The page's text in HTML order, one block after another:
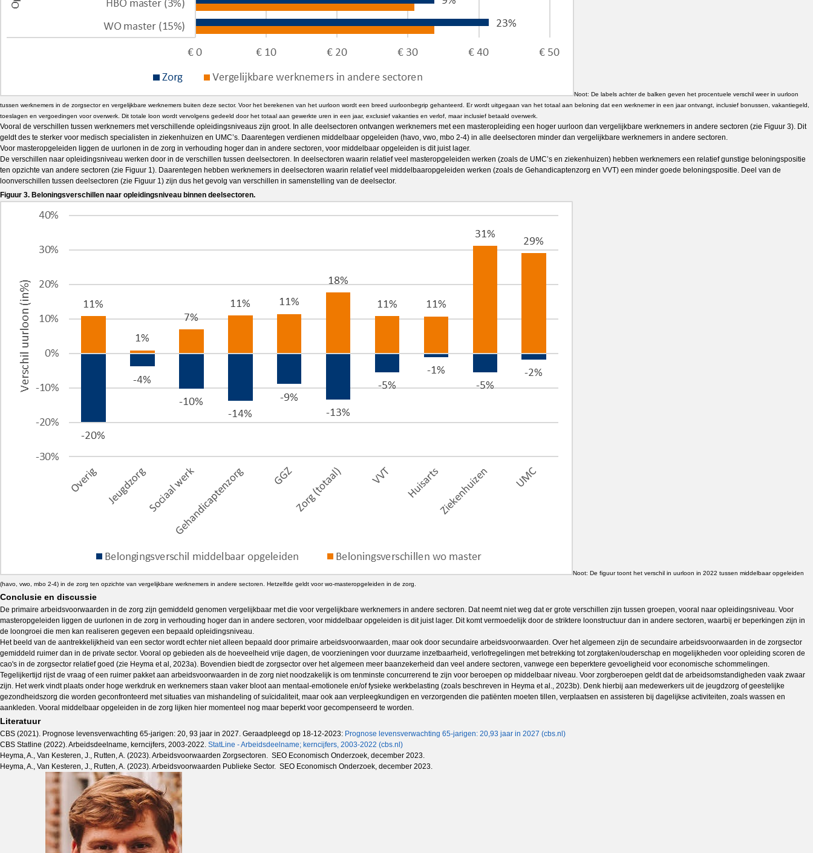
Noot: De labels achter de balken geven het procentuele verschil weer in uurloon
tussen werknemers in de zorgsector en vergelijkbare werknemers buiten deze sector. Voor het berekenen van het uurloon wordt een breed uurloonbegrip gehanteerd. Er wordt uitgegaan van het totaal aan beloning dat een werknemer in een jaar ontvangt, inclusief bonussen, vakantiegeld,
toeslagen en vergoedingen voor overwerk. Dit totale loon wordt vervolgens gedeeld door het totaal aan gewerkte uren in een jaar, exclusief vakanties en verlof, maar inclusief betaald overwerk.
Vooral de verschillen tussen werknemers met verschillende opleidingsniveaus zijn groot. In alle deelsectoren ontvangen werknemers met een masteropleiding een hoger uurloon dan vergelijkbare werknemers in andere sectoren (zie Figuur 3). Dit
geldt des te sterker voor medisch specialisten in ziekenhuizen en UMC’s. Daarentegen verdienen middelbaar opgeleiden (havo, vwo, mbo 2-4) in alle deelsectoren minder dan vergelijkbare werknemers in andere sectoren.
Voor masteropgeleiden liggen de uurlonen in de zorg in verhouding hoger dan in andere sectoren, voor middelbaar opgeleiden is dit juist lager.
De verschillen naar opleidingsniveau werken door in de verschillen tussen deelsectoren. In deelsectoren waarin relatief veel masteropgeleiden werken (zoals de UMC’s en ziekenhuizen) hebben werknemers een relatief gunstige beloningspositie
ten opzichte van andere sectoren (zie Figuur 1). Daarentegen hebben werknemers in deelsectoren waarin relatief veel middelbaaropgeleiden werken (zoals de Gehandicaptenzorg en VVT) een minder goede beloningspositie. Deel van de
loonverschillen tussen deelsectoren (zie Figuur 1) zijn dus het gevolg van verschillen in samenstelling van de deelsector.
Figuur 3. Beloningsverschillen naar opleidingsniveau binnen deelsectoren.
Noot: De figuur toont het verschil in uurloon in 2022 tussen middelbaar opgeleiden
(havo, vwo, mbo 2-4) in de zorg ten opzichte van vergelijkbare werknemers in andere sectoren. Hetzelfde geldt voor wo-masteropgeleiden in de zorg.
Conclusie en discussie
De primaire arbeidsvoorwaarden in de zorg zijn gemiddeld genomen vergelijkbaar met die voor vergelijkbare werknemers in andere sectoren. Dat neemt niet weg dat er grote verschillen zijn tussen groepen, vooral naar opleidingsniveau. Voor
masteropgeleiden liggen de uurlonen in de zorg in verhouding hoger dan in andere sectoren, voor middelbaar opgeleiden is dit juist lager. Dit komt vermoedelijk door de striktere loonstructuur dan in andere sectoren, waarbij er beperkingen zijn in
de loongroei die men kan realiseren gegeven een bepaald opleidingsniveau.
Het beeld van de aantrekkelijkheid van een sector wordt echter niet alleen bepaald door primaire arbeidsvoorwaarden, maar ook door secundaire arbeidsvoorwaarden. Over het algemeen zijn de secundaire arbeidsvoorwaarden in de zorgsector
gemiddeld ruimer dan in de private sector. Vooral op gebieden als de hoeveelheid vrije dagen, de voorzieningen voor duurzame inzetbaarheid, verlofregelingen met betrekking tot zorgtaken/ouderschap en mogelijkheden voor opleiding scoren de
cao's in de zorgsector relatief goed (zie Heyma et al, 2023a). Bovendien biedt de zorgsector over het algemeen meer baanzekerheid dan veel andere sectoren, vanwege een beperktere gevoeligheid voor economische schommelingen.
Tegelijkertijd rijst de vraag of een ruimer pakket aan arbeidsvoorwaarden in de zorg niet noodzakelijk is om tenminste concurrerend te zijn voor beroepen op middelbaar niveau. Voor zorgberoepen geldt dat de arbeidsomstandigheden vaak zwaar
zijn. Het werk vindt plaats onder hoge werkdruk en werknemers staan vaker bloot aan mentaal-emotionele en/of fysieke werkbelasting (zoals beschreven in Heyma et al., 2023b). Denk hierbij aan medewerkers uit de jeugdzorg of geestelijke
gezondheidszorg die worden geconfronteerd met situaties van mishandeling of suïcidaliteit, maar ook aan verpleegkundigen en verzorgenden die patiënten moeten tillen, verplaatsen en assisteren bij dagelijkse activiteiten, zoals wassen en
aankleden. Vooral middelbaar opgeleiden in de zorg lijken hier momenteel nog maar beperkt voor gecompenseerd te worden.
Literatuur
CBS (2021). Prognose levensverwachting 65-jarigen: 20, 93 jaar in 2027. Geraadpleegd op 18-12-2023: Prognose levensverwachting 65-jarigen: 20,93 jaar in 2027 (cbs.nl)
CBS Statline (2022). Arbeidsdeelname, kerncijfers, 2003-2022. StatLine - Arbeidsdeelname; kerncijfers, 2003-2022 (cbs.nl)
Heyma, A., Van Kesteren, J., Rutten, A. (2023). Arbeidsvoorwaarden Zorgsectoren. SEO Economisch Onderzoek, december 2023.
Heyma, A., Van Kesteren, J., Rutten, A. (2023). Arbeidsvoorwaarden Publieke Sector. SEO Economisch Onderzoek, december 2023.